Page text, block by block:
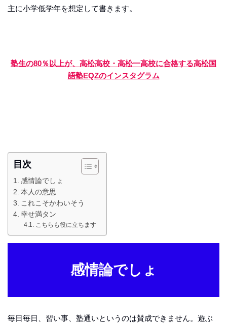
主に小学低学年を想定して書きます。
塾生の80％以上が、高松高校・高松一高校に合格する高松国
語塾EQZのインスタグラム
目次
感情論でしょ
本人の意思
これこそかわいそう
幸せ満タン
こちらも役に立ちます
感情論でしょ
毎日毎日、習い事、塾通いというのは賛成できません。遊ぶ